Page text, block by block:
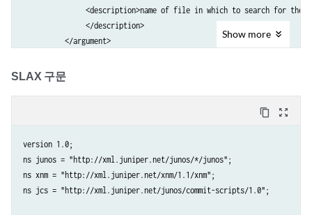
<description>name of file in which to search for the
               </description>
          </argument>
               <name>pattern</name>
     <xsl:param name="filename"/>
     <xsl:param name="pattern"/>
     <xsl:template match="/">
Show more
SLAX 구문
content_copy zoom_out_map
version 1.0;
ns junos = "http://xml.juniper.net/junos/*/junos";
ns xnm = "http://xml.juniper.net/xnm/1.1/xnm";
ns jcs = "http://xml.juniper.net/junos/commit-scripts/1.0";